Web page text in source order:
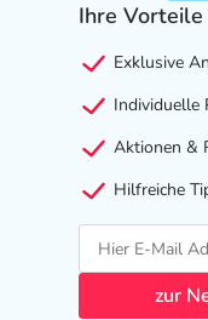
Ihre
Exklusive
Individuelle
Aktionen &
Hilfreiche
zur